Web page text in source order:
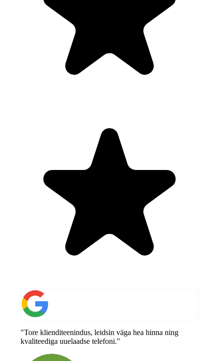
"Tore klienditeenindus, leidsin väga hea hinna ning
kvaliteediga uuelaadse telefoni."